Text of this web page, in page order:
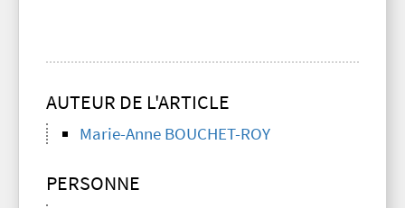
AUTEUR DE L'ARTICLE
Marie-Anne BOUCHET-ROY
PERSONNE